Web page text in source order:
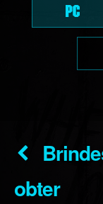
Brindes digitais — como
obter